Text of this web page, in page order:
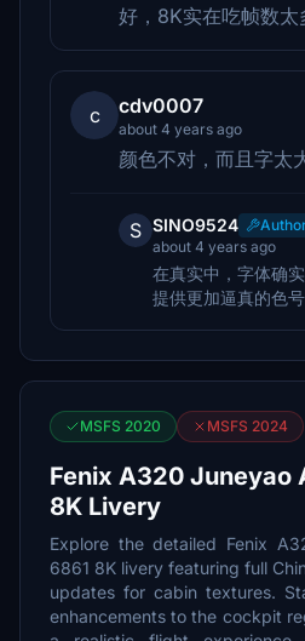
好，8K实在吃帧数太
c cdv0007
about 4 years ago
颜色不对，而且字太
S SINO9524
about 4 years ago
在真实中，字体确
提供更加逼真的色
MSFS 2020 MSFS 2024
Fenix A320 Juneyao
8K Livery
Explore the detailed Fenix
6861 8K livery featuring full
updates for cabin textures.
enhancements to the cockpit